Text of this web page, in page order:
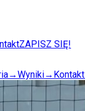
ZAPISZ SIĘ!
→Wyniki→ Kontakt